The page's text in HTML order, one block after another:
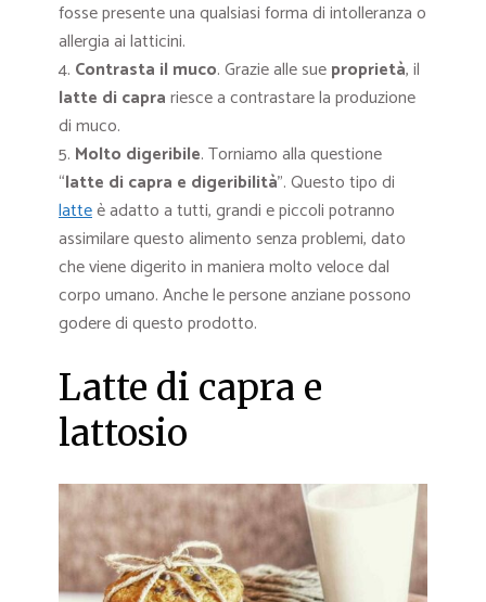
fosse presente una qualsiasi forma di intolleranza o
allergia ai latticini.
Contrasta il muco. Grazie alle sueproprietà, il
latte di caprariesce a contrastare la produzione
di muco.
Molto digeribile. Torniamo alla questione
“latte di capra e digeribilità”. Questo tipo di
latteè adatto a tutti, grandi e piccoli potranno
assimilare questo alimento senza problemi, dato
che viene digerito in maniera molto veloce dal
corpo umano. Anche le persone anziane possono
godere di questo prodotto.
Latte di capra e
lattosio